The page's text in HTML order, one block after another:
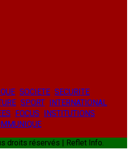
SOCIETE SECURITE
SPORT INTERNATIONAL
FOCUS INSTITUTIONS
droits réservés | Reflet Info.